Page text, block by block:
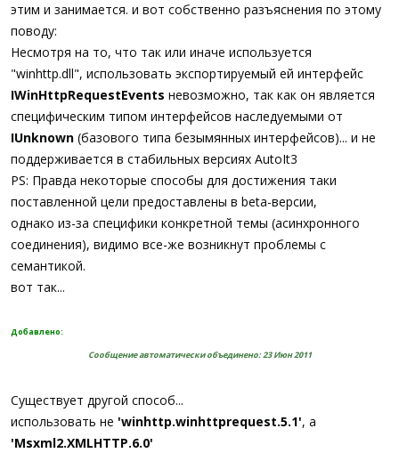
этим и занимается. и вот собственно разъяснения по этому
поводу:
Несмотря на то, что так или иначе используется
"winhttp.dll", использовать экспортируемый ей интерфейс
IWinHttpRequestEvents невозможно, так как он является
специфическим типом интерфейсов наследуемыми от
IUnknown (базового типа безымянных интерфейсов)... и не
поддерживается в стабильных версиях AutoIt3
PS: Правда некоторые способы для достижения таки
поставленной цели предоставлены в beta-версии,
однако из-за специфики конкретной темы (асинхронного
соединения), видимо все-же возникнут проблемы с
семантикой.
вот так...
Добавлено:
Сообщение автоматически объединено:23 Июн 2011
Существует другой способ...
использовать не 'winhttp.winhttprequest.5.1', а
'Msxml2.XMLHTTP.6.0'